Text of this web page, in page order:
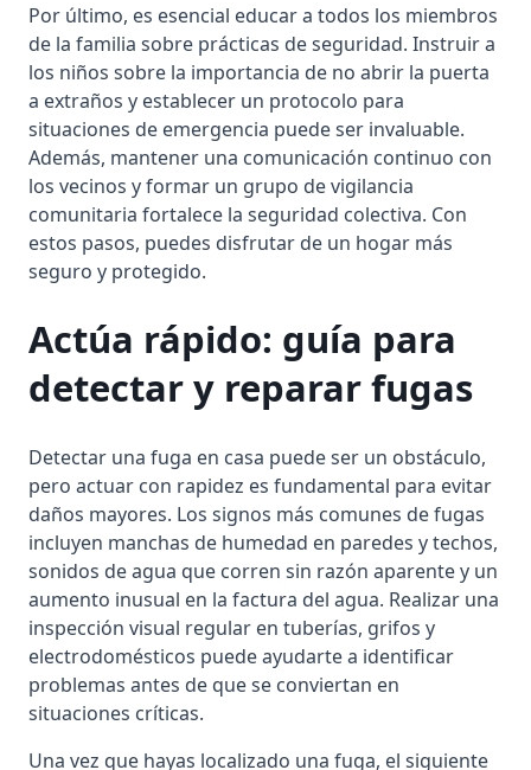
Por último, es esencial educar a todos los miembros
de la familia sobre prácticas de seguridad. Instruir a
los niños sobre la importancia de no abrir la puerta
a extraños y establecer un protocolo para
situaciones de emergencia puede ser invaluable.
Además, mantener una comunicación continuo con
los vecinos y formar un grupo de vigilancia
comunitaria fortalece la seguridad colectiva. Con
estos pasos, puedes disfrutar de un hogar más
seguro y protegido.
Actúa rápido: guía para
detectar y reparar fugas
Detectar una fuga en casa puede ser un obstáculo,
pero actuar con rapidez es fundamental para evitar
daños mayores. Los signos más comunes de fugas
incluyen manchas de humedad en paredes y techos,
sonidos de agua que corren sin razón aparente y un
aumento inusual en la factura del agua. Realizar una
inspección visual regular en tuberías, grifos y
electrodomésticos puede ayudarte a identificar
problemas antes de que se conviertan en
situaciones críticas.
Una vez que hayas localizado una fuga, el siguiente